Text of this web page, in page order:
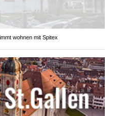
wohnen mit Spitex